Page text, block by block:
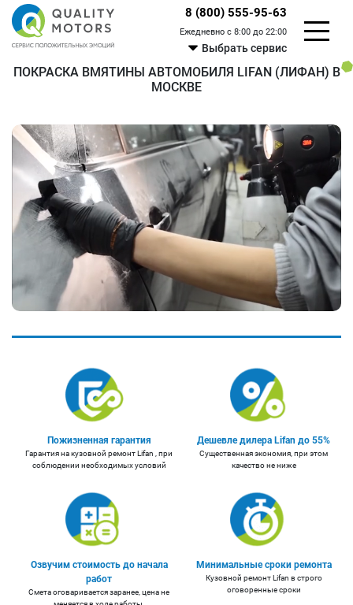
8 (800) 555-95-63
Ежедневно с 8:00 до 22:00
Выбрать сервис
ПОКРАСКА ВМЯТИНЫ АВТОМОБИЛЯ LIFAN (ЛИФАН) В
МОСКВЕ
Пожизненная гарантия
Гарантия на кузовной ремонт Lifan , при
соблюдении необходимых условий
Дешевле дилера Lifan до 55%
Существенная экономия, при этом
качество не ниже
Озвучим стоимость до начала
работ
Смета оговаривается заранее, цена не
Минимальные сроки ремонта
Кузовной ремонт Lifan в строго
оговоренные сроки